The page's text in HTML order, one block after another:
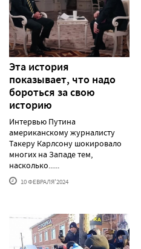
Эта история
показывает, что надо
бороться за свою
историю
Интервью Путина
американскому журналисту
Такеру Карлсону шокировало
многих на Западе тем,
насколько......
10 ФЕВРАЛЯ'2024